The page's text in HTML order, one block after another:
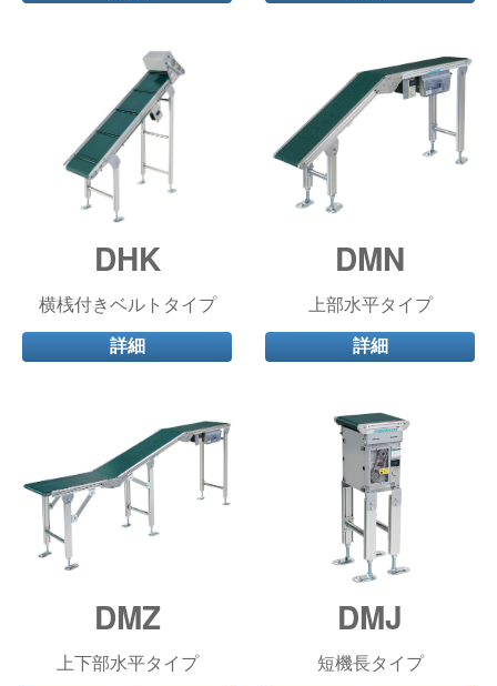
DHK
横桟付きベルトタイプ
詳細
DMN
上部水平タイプ
詳細
DMZ
上下部水平タイプ
DMJ
短機長タイプ